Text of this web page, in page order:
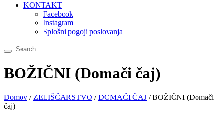
KONTAKT
Facebook
Instagram
Splošni pogoji poslovanja
BOŽIČNI (Domači čaj)
Domov / ZELIŠČARSTVO /DOMAČI ČAJ / BOŽIČNI (Domači
čaj)